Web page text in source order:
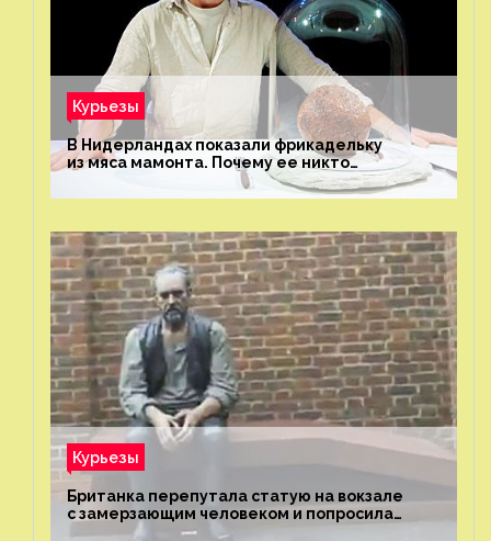
Курьезы
В Нидерландах показали фрикадельку
из мяса мамонта. Почему ее никто
Курьезы
Британка перепутала статую на вокзале
с замерзающим человеком и попросила
о помощи